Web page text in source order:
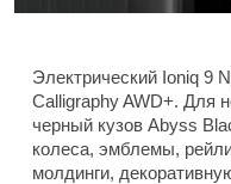
Электрический Ioniq 9
Calligraphy AWD+. Для
черный кузов Abyss
колеса, эмблемы,
молдинги,